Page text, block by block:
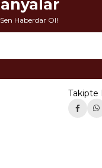
Haberdar Ol!
Takipte